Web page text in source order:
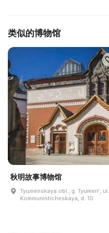
类似的博物馆
秋明故事博物馆
Tyumenskaya obl., g. Tyumenʹ, ul.
Kommunisticheskaya, d. 10